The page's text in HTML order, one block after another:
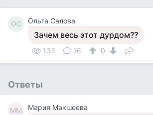
ОС Ольга Салова
Зачем весь этот дурдом??
133 16 0
Ответы
ММ Мария Макшеева